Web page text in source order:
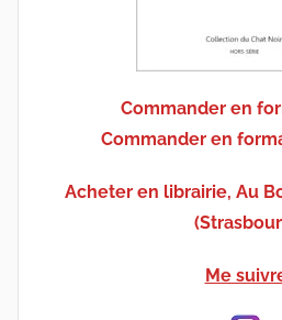
Commander en
Commander en
Acheter en librairie, Au
Me